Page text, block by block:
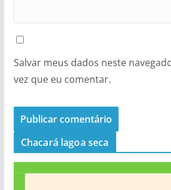
Salvar meus dados neste
vez que eu comentar.
Chacará lagoa seca